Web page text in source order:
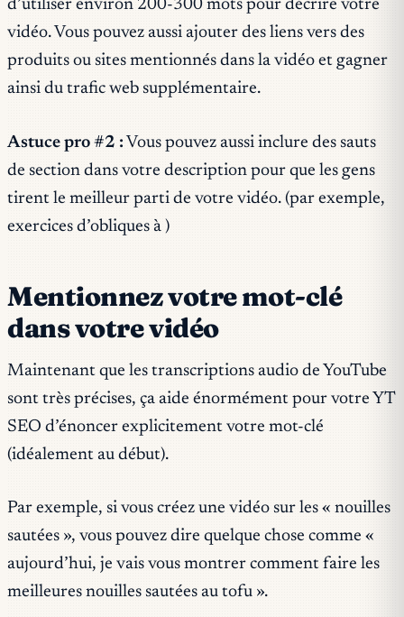
d’utiliser environ 200-300 mots pour décrire votre
vidéo. Vous pouvez aussi ajouter des liens vers des
produits ou sites mentionnés dans la vidéo et gagner
ainsi du trafic web supplémentaire.
Astuce pro #2 : Vous pouvez aussi inclure des sauts
de section dans votre description pour que les gens
tirent le meilleur parti de votre vidéo. (par exemple,
exercices d’obliques à )
Mentionnez votre mot-clé
dans votre vidéo
Maintenant que les transcriptions audio de YouTube
sont très précises, ça aide énormément pour votre YT
SEO d’énoncer explicitement votre mot-clé
(idéalement au début).
Par exemple, si vous créez une vidéo sur les « nouilles
sautées », vous pouvez dire quelque chose comme «
aujourd’hui, je vais vous montrer comment faire les
meilleures nouilles sautées au tofu ».